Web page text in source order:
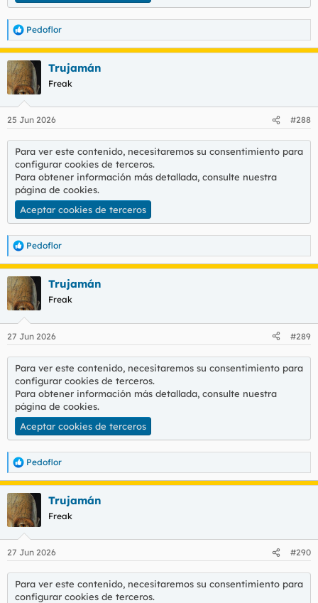
R
e
a
c
c
i
e
Pedoflor
Trujamán
Freak
25 Jun 2026 #288
Para ver este contenido, necesitaremos su consentimiento para
configurar cookies de terceros.
Para obtener información más detallada, consulte nuestra
página de cookies.
Aceptar cookies de terceros
R
e
a
c
c
i
e
Pedoflor
Trujamán
Freak
27 Jun 2026 #289
Para ver este contenido, necesitaremos su consentimiento para
configurar cookies de terceros.
Para obtener información más detallada, consulte nuestra
página de cookies.
Aceptar cookies de terceros
R
e
a
c
c
i
e
Pedoflor
Trujamán
Freak
27 Jun 2026 #290
Para ver este contenido, necesitaremos su consentimiento para
configurar cookies de terceros.